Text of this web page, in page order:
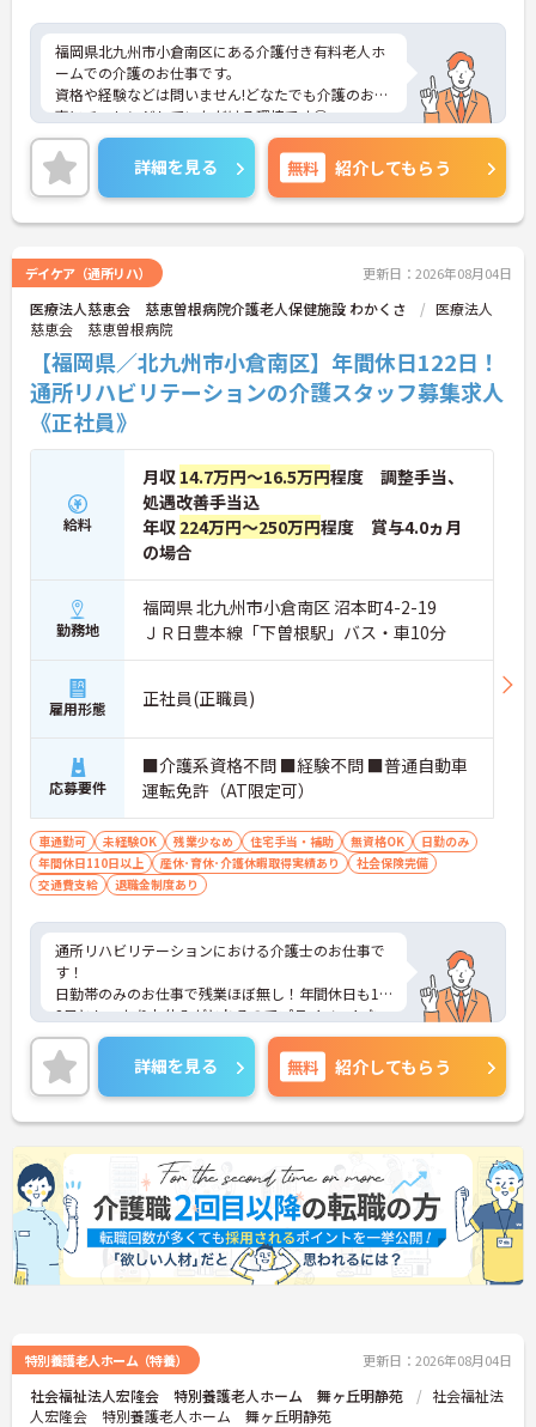
福岡県北九州市小倉南区にある介護付き有料老人ホ
ームでの介護のお仕事です。
資格や経験などは問いません!どなたでも介護のお仕
事にチャレンジしていただける環境です◎
経験が浅い・ブランクのある方も安心！風通しの良
い働きやすい職場ですよ♪残業は月10時間程度なの
で、ゆとりを持って働きたい方におすすめです。
マイカー通勤OKなので、通勤も楽々です♪
ご興味がある方は是非一度マイナビまでお問合せ下
詳細を見る 無料 紹介してもらう
デイケア（通所リハ） 更新日：2026年08月04日
医療法人慈恵会 慈恵曽根病院介護老人保健施設 わかくさ
医療法人
慈恵会 慈恵曽根病院
【福岡県／北九州市小倉南区】年間休日122日！
通所リハビリテーションの介護スタッフ募集求人
《正社員》
給料
月収 14.7万円～16.5万円程度 調整手当、
処遇改善手当込
年収 224万円～250万円程度 賞与4.0ヵ月
の場合
勤務地
福岡県 北九州市小倉南区 沼本町4-2-19
ＪＲ日豊本線「下曽根駅」バス・車10分
雇用形態 正社員(正職員)
応募要件
■介護系資格不問 ■経験不問 ■普通自動車
運転免許（AT限定可）
車通勤可 未経験OK 残業少なめ 住宅手当・補助 無資格OK
日勤のみ
年間休日110日以上
産休･育休･介護休暇取得実績あり
社会保険完備
交通費支給
退職金制度あり
通所リハビリテーションにおける介護士のお仕事で
す！
日勤帯のみのお仕事で残業ほぼ無し！年間休日も12
2日としっかりお休みがとれるのでプライベートな
時間も大切にしながら働けます。
ご興味ある方には、面接のポイントなど、さらに詳
細をお話致しますのでお気軽にご相談ください。
詳細を見る 無料 紹介してもらう
特別養護老人ホーム（特養） 更新日：2026年08月04日
社会福祉法人宏隆会 特別養護老人ホーム 舞ヶ丘明静苑
社会福祉法
人宏隆会 特別養護老人ホーム 舞ヶ丘明静苑